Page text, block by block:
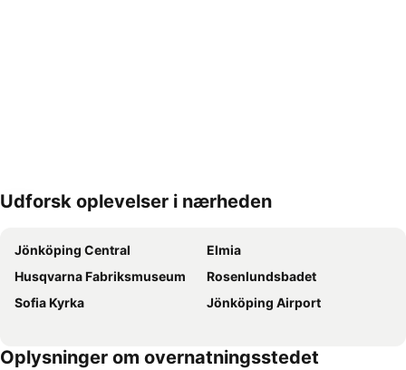
Udvid kort
Udforsk oplevelser i nærheden
Jönköping Central
Elmia
Husqvarna Fabriksmuseum
Rosenlundsbadet
Sofia Kyrka
Jönköping Airport
Oplysninger om overnatningsstedet